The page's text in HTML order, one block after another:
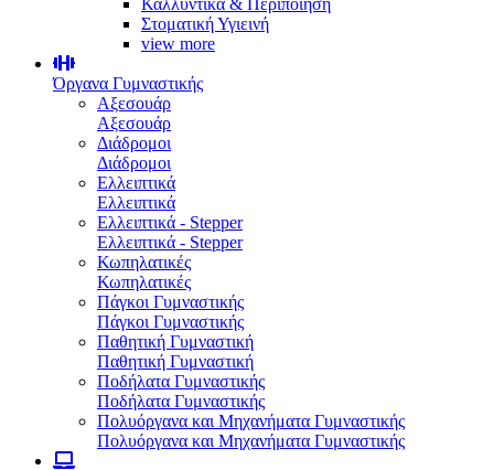
Καλλυντικά & Περιποίηση
Στοματική Υγιεινή
view more
Όργανα Γυμναστικής
Αξεσουάρ
Αξεσουάρ
Διάδρομοι
Διάδρομοι
Ελλειπτικά
Ελλειπτικά
Ελλειπτικά - Stepper
Ελλειπτικά - Stepper
Κωπηλατικές
Κωπηλατικές
Πάγκοι Γυμναστικής
Πάγκοι Γυμναστικής
Παθητική Γυμναστική
Παθητική Γυμναστική
Ποδήλατα Γυμναστικής
Ποδήλατα Γυμναστικής
Πολυόργανα και Μηχανήματα Γυμναστικής
Πολυόργανα και Μηχανήματα Γυμναστικής